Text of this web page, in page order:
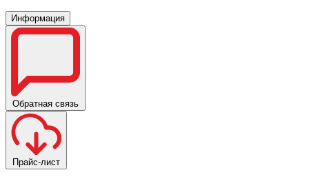
Информация
Обратная связь
Прайс-лист